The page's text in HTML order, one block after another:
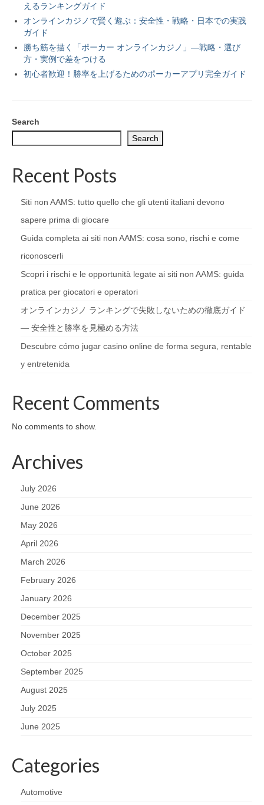
えるランキングガイド
オンラインカジノで賢く遊ぶ：安全性・戦略・日本での実践
ガイド
勝ち筋を描く「ポーカー オンラインカジノ」—戦略・選び
方・実例で差をつける
初心者歓迎！勝率を上げるためのポーカーアプリ完全ガイド
Search
Search
Recent Posts
Siti non AAMS: tutto quello che gli utenti italiani devono
sapere prima di giocare
Guida completa ai siti non AAMS: cosa sono, rischi e come
riconoscerli
Scopri i rischi e le opportunità legate ai siti non AAMS: guida
pratica per giocatori e operatori
オンラインカジノ ランキングで失敗しないための徹底ガイド
— 安全性と勝率を見極める方法
Descubre cómo jugar casino online de forma segura, rentable
y entretenida
Recent Comments
No comments to show.
Archives
July 2026
June 2026
May 2026
April 2026
March 2026
February 2026
January 2026
December 2025
November 2025
October 2025
September 2025
August 2025
July 2025
June 2025
Categories
Automotive